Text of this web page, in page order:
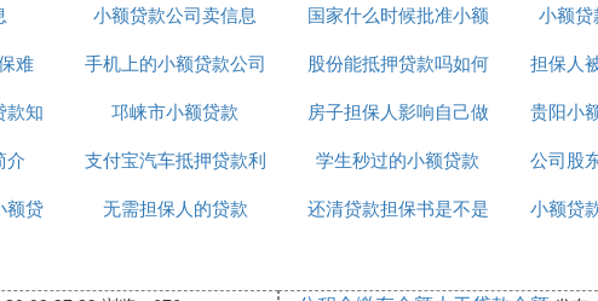
债务，应当共同偿还。共同财产不足清偿的，或财产归各
务，是夫妻共同债务，应当共同偿还。如果是一方未经对方
公司
小额贷款公司卖信息
国家什么时候批准小额
贷款
小额
难
手机上的小额贷款公司
正规吗
股份能抵押贷款吗如何
办理
担保人
款知
邛崃市小额贷款
房子担保人影响自己做
贷款吗
贵阳小
介
支付宝汽车抵押贷款利
息8厘
学生秒过的小额贷款
公司股
额贷
无需担保人的贷款
还清贷款担保书是不是
小额贷